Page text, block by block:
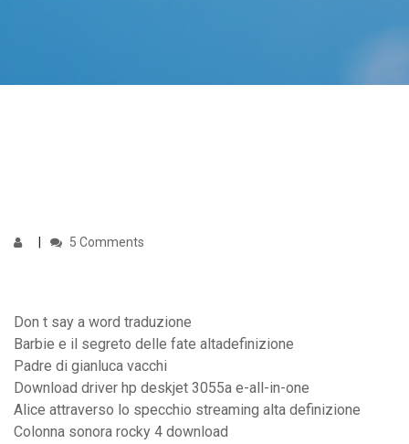
5 Comments
Don t say a word traduzione
Barbie e il segreto delle fate altadefinizione
Padre di gianluca vacchi
Download driver hp deskjet 3055a e-all-in-one
Alice attraverso lo specchio streaming alta definizione
Colonna sonora rocky 4 download